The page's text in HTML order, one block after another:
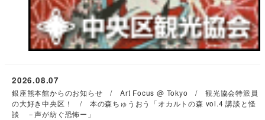
銀座熊本館からのお知らせ / Art Focus @ Tokyo / 観光協会特派員
の大好き中央区！ / 本の森ちゅうおう「オカルトの森 vol.4 講談と怪
談 －声が紡ぐ恐怖ー」
2026.08.07